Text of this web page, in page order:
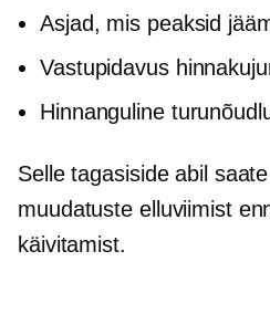
Asjad, mis peaksid
Vastupidavus
Hinnanguline
Selle tagasiside abil
muudatuste elluviimist
käivitamist.